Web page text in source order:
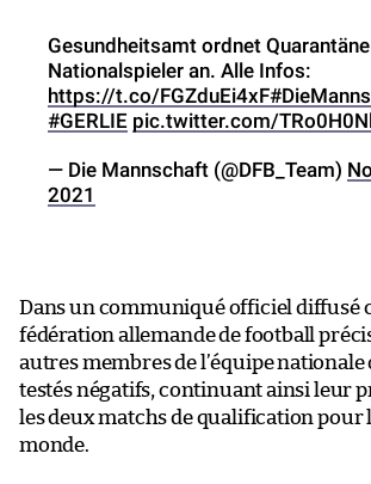
Gesundheitsamt ordnet
Nationalspieler an. Alle Infos:
https://t.co/FGZduEi4xF
#GERLIE pic.twitter.com/
— Die Mannschaft (@DFB_Team)
2021
Dans un communiqué officiel diffusé
fédération allemande de football
autres membres de l’équipe nationale
testés négatifs, continuant ainsi leur
les deux matchs de qualification pour
monde.